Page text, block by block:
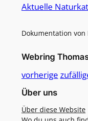
Aktuelle
Dokumentation
Webring
vorherige
Über uns
Über diese Website